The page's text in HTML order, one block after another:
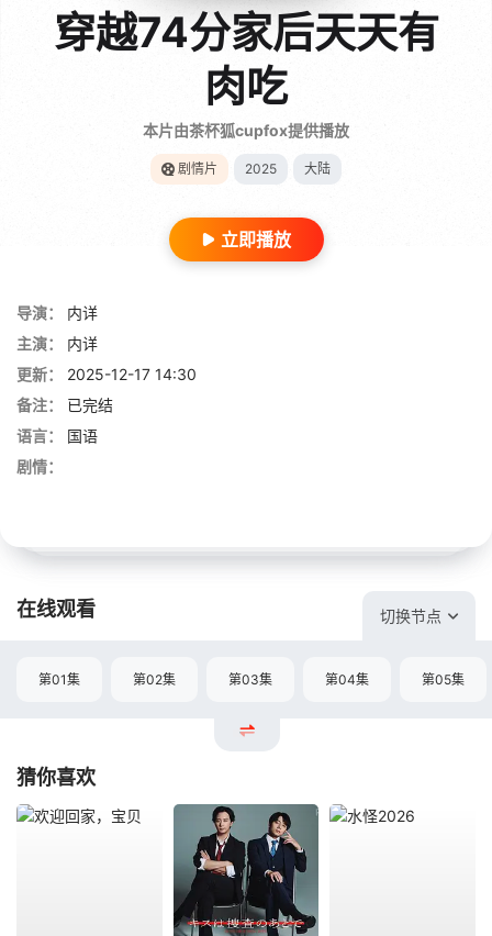
穿越74分家后天天有
肉吃
本片由茶杯狐cupfox提供播放
剧情片 2025 大陆
立即播放
导演：
内详
主演：
内详
更新：
2025-12-17 14:30
备注：
已完结
语言：
国语
剧情：
在线观看 切换节点
第01集 第02集 第03集 第04集 第05集
猜你喜欢